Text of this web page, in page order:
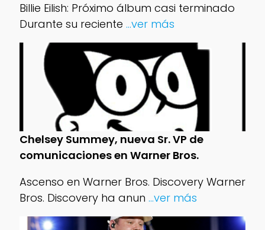
Billie Eilish: Próximo álbum casi terminado
Durante su reciente ...ver más
Chelsey Summey, nueva Sr. VP de
comunicaciones en Warner Bros.
Ascenso en Warner Bros. Discovery Warner
Bros. Discovery ha anun ...ver más